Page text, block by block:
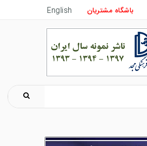
باشگاه مشتریان English